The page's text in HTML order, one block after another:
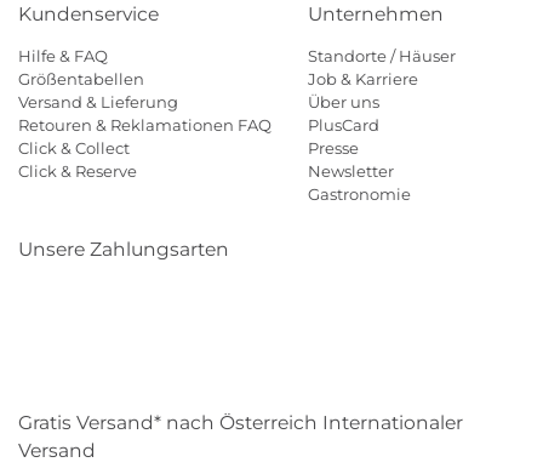
Kundenservice
Hilfe & FAQ
Größentabellen
Versand & Lieferung
Retouren & Reklamationen FAQ
Click & Collect
Click & Reserve
Unternehmen
Standorte / Häuser
Job & Karriere
Über uns
PlusCard
Presse
Newsletter
Gastronomie
Unsere Zahlungsarten
Gratis Versand* nach Österreich Internationaler
Versand